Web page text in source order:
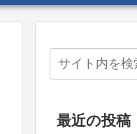
最近の投稿